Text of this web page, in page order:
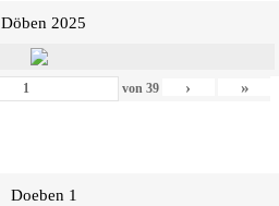
Döben 2025
von 39 › »
Doeben 1